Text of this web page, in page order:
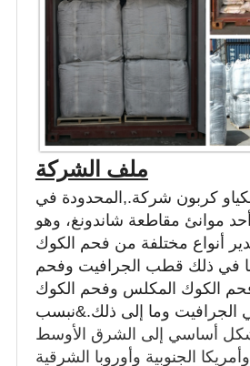
ملف الشركة
كربون شركة.,المحدودة في
موانئ مقاطعة شاندونغ، وهو
أنواع مختلفة من فحم الكوك
في ذلك قطب الجرافيت وفحم
الكوك المكلس وفحم الكوك
بشكل أساسي إلى الشرق الأوسط
الجنوبية وأوروبا الشرقية